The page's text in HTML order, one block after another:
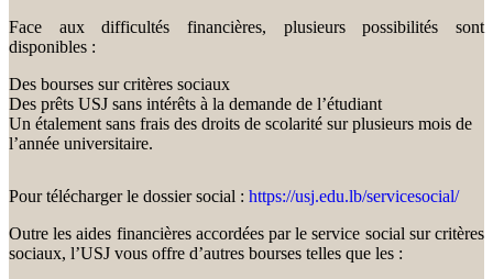
Face aux difficultés financières, plusieurs possibilités sont
disponibles :
Des bourses sur critères sociaux
Des prêts USJ sans intérêts à la demande de l’étudiant
Un étalement sans frais des droits de scolarité sur plusieurs mois de
l’année universitaire.
Pour télécharger le dossier social : https://usj.edu.lb/servicesocial/
Outre les aides financières accordées par le service social sur critères
sociaux, l’USJ vous offre d’autres bourses telles que les :